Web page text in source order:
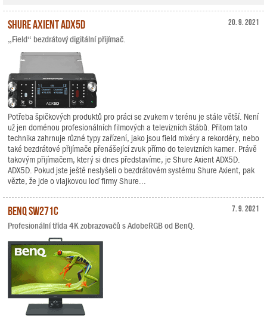
20. 9. 2021
Shure Axient ADX5D
„Field“ bezdrátový digitální přijímač.
Potřeba špičkových produktů pro práci se zvukem v terénu je stále větší. Není
už jen doménou profesionálních filmových a televizních štábů. Přitom tato
technika zahrnuje různé typy zařízení, jako jsou field mixéry a rekordéry, nebo
také bezdrátové přijímače přenášející zvuk přímo do televizních kamer. Právě
takovým přijímačem, který si dnes představíme, je Shure Axient ADX5D.
ADX5D. Pokud jste ještě neslyšeli o bezdrátovém systému Shure Axient, pak
vězte, že jde o vlajkovou loď firmy Shure...
7. 9. 2021
BenQ SW271C
Profesionální třída 4K zobrazovačů s AdobeRGB od BenQ.